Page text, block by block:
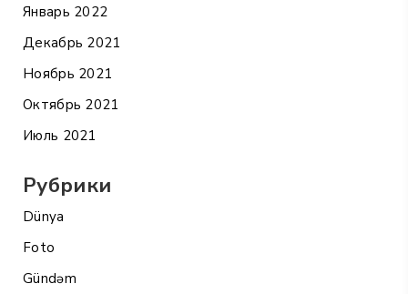
Январь 2022
Декабрь 2021
Ноябрь 2021
Октябрь 2021
Июль 2021
Рубрики
Dünya
Foto
Gündəm